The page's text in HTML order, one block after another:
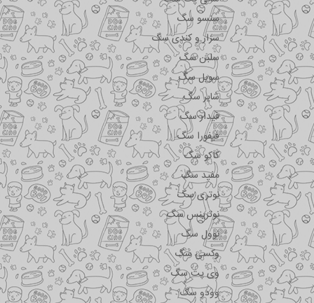
سنسو سگ
سزار و کندی سگ
سلبن سگ
سویل سگ
شایر سگ
فیدار سگ
فیفورا سگ
کاکو سگ
مفید سگ
نوتری سگ
نوترینس سگ
نوول سگ
وکسی سگ
وی پت سگ
وودو سگ